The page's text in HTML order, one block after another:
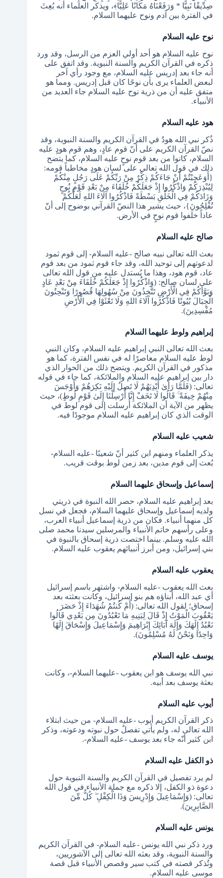
صِدِّيقًا نَبِيًّا * وَرَفَعْنَاهُ مَكَانًا عَلِيًّا﴾، ويذكر العلماء أنه بُعِثَ
في الفترة بين آدم ونوح عليهما السلام.
نوح عليه السلام
نوح عليه السلام هو أحد أولي العزم من الرسل، وقد ورد
ذكره في القرآن الكريم والسنة النبوية. وقد اتفق على
أنه جاء بعد إدريس عليه السلام، مع وجود رأي آخر
لبعض العلماء يرى بأن نوحًا كان قبل إدريس. ومما هو
متفق عليه أن من ذرية نوح عليه السلام جاء العديد من
الأنبياء.
هود عليه السلام
ذُكر نبي الله هودٌ في القرآن الكريم والسنة النبوية، وقد
نصّ القرآن الكريم على أنّ قوم عادٍ، وهم قوم هودٍ عليه
السلام، كانوا من بعد قوم نوحٍ عليه السلام، كما يتضح
ذلك في قول الله تعالى على لسان هودٍ مخاطباً قومه:
{أَوَعَجِبْتُمْ أَنْ جَاءَكُمْ ذِكْرٌ مِنْ رَبِّكُمْ عَلَى رَجُلٍ مِنْكُمْ
لِيُنْذِرَكُمْ وَاذْكُرُوا إِذْ جَعَلَكُمْ خُلَفَاءَ مِنْ بَعْدِ قَوْمِ نُوحٍ
وَزَادَكُمْ فِي الْخَلْقِ بَسْطَةً فَاذْكُرُوا آلَاءَ اللهِ لَعَلَّكُمْ
تُفْلِحُونَ}، حيث يشير هذا النصّ القرآني بوضوح إلى أنّ
عاداً خلَفوا قوم نوحٍ في الأرض.
صالح عليه السلام
بعث الله تعالى نبيه صالح -عليه السلام- إلى قوم ثمود
لدعوتهم إلى توحيد الله، وقد جاء قوم ثمود من بعد قوم
عاد، قوم هود، وهذا ما يُستدل عليه من قول الله تعالى
على لسان صالح: (وَاذْكُرُوا إِذْ جَعَلَكُمْ خُلَفَاءَ مِنْ بَعْدِ عَادٍ
وَبَوَّأَكُمْ فِي الْأَرْضِ تَتَّخِذُونَ مِنْ سُهُولِهَا قُصُورًا وَتَنْحِتُونَ
الْجِبَالَ بُيُوتًا فَاذْكُرُوا آلَاءَ اللهِ وَلَا تَعْثَوْا فِي الْأَرْضِ
مُفْسِدِينَ).
إبراهيم ولوط عليهما السلام
بعث الله تعالى النبي إبراهيم عليه السلام، وكان النبي
لوط عليه السلام معاصرًا له في نفس الفترة، كما هو
مذكور في القرآن الكريم. ويتضح ذلك من الحوار الذي
دار بين إبراهيم عليه السلام والملائكة، كما جاء في قوله
تعالى: (فَلَمَّا رَأَىٰ أَيْدِيَهُمْ لَا تَصِلُ إِلَيْهِ نَكِرَهُمْ وَأَوْجَسَ
مِنْهُمْ خِيفَةً ۚ قَالُوا لَا تَخَفْ إِنَّا أُرْسِلْنَا إِلَىٰ قَوْمِ لُوطٍ)، حيث
يظهر من الآية أن الملائكة أُرسلت إلى قوم لوط في
الوقت الذي كان إبراهيم عليه السلام موجودًا فيه.
شعيب عليه السلام
يذكر العلماء ومنهم ابن كثير أنّ شعيبًا -عليه السلام-
بُعث إلى قوم مدين، بعد زمن لوط بوقت قريب.
إسماعيل وإسحاق عليهما السلام
بعد إبراهيم عليه السلام، حصر الله النبوة في ذريتي
ولديه إسماعيل وإسحاق عليهما السلام، فجعل في نسل
كل منهما أنبياء. فكان من ذرية إسماعيل أنبياء العرب،
وعلى رأسهم خاتم الأنبياء والمرسلين سيدنا محمد صلى
الله عليه وسلم. بينما اختصت ذرية إسحاق بالنبوة في
بني إسرائيل، ومن أبرز أنبيائهم يعقوب عليه السلام.
يعقوب عليه السلام
بعث الله يعقوب -عليه السلام- واشتهر باسم إسرائيل
أي عبد الله، أبناؤه هم بنو إسرائيل، وكانت بعثته بعد
إسحاق؛ لقول الله تعالى: (أَمْ كُنتُمْ شُهَدَاءَ إِذْ حَضَرَ
يَعْقُوبَ الْمَوْتُ إِذْ قَالَ لِبَنِيهِ مَا تَعْبُدُونَ مِن بَعْدِي قَالُوا
نَعْبُدُ إِلَهَكَ وَإِلَهَ آبَائِكَ إِبْرَاهِيمَ وَإِسْمَاعِيلَ وَإِسْحَاقَ إِلَهًا
وَاحِدًا وَنَحْنُ لَهُ مُسْلِمُونَ).
يوسف عليه السلام
نبي الله يوسف هو ابن يعقوب -عليهما السلام-، وكانت
بعثة يوسف بعد أبيه.
أيوب عليه السلام
ذكر القرآن الكريم أيوب -عليه السلام- من حيث ابتلاء
الله تعالى له، ولم يأتي تفصلٌ حول نبوته ودعوته، وذكر
ابن كثير أنّه جاء بعد يوسف -عليه السلام-.
ذو الكفل عليه السلام
لم يرد تفصيل في القرآن الكريم والسنة النبوية حول
دعوة ذو الكفل، إلا ذكره مع جملة الأنبياء في قول الله
تعالى: (وَإِسْمَاعِيلَ وَإِدْرِيسَ وَذَا الْكِفْلِ ۖ كُلٌّ مِّنَ
الصَّابِرِينَ).
يونس عليه السلام
ورد ذكر نبي الله يونس -عليه السلام- في القرآن الكريم
والسنة النبوية، وقد بعثه الله تعالى إلى الآشوريين،
وتُذكر قصته في كتب سير وقصص الأنبياء قبل قصة
موسى عليه السلام.